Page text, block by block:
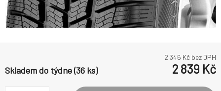
2 346 Kč bez DPH
Skladem do týdne (36 ks) 2 839 Kč